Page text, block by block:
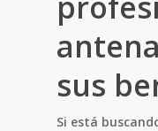
sus
Si está